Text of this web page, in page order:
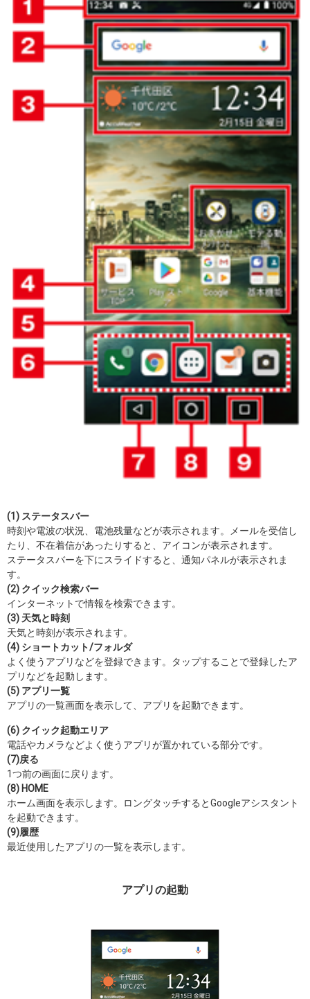
(1) ステータスバー
時刻や電波の状況、電池残量などが表示されます。メールを受信し
たり、不在着信があったりすると、アイコンが表示されます。
ステータスバーを下にスライドすると、通知パネルが表示されま
す。
(2) クイック検索バー
インターネットで情報を検索できます。
(3) 天気と時刻
天気と時刻が表示されます。
(4) ショートカット/フォルダ
よく使うアプリなどを登録できます。タップすることで登録したア
プリなどを起動します。
(5) アプリ一覧
アプリの一覧画面を表示して、アプリを起動できます。
(6) クイック起動エリア
電話やカメラなどよく使うアプリが置かれている部分です。
(7)戻る
1つ前の画面に戻ります。
(8) HOME
ホーム画面を表示します。ロングタッチするとGoogleアシスタント
を起動できます。
(9)履歴
最近使用したアプリの一覧を表示します。
アプリの起動